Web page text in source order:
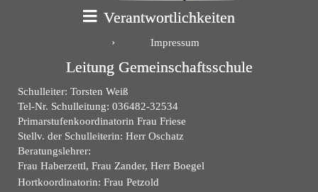
Verantwortlichkeiten
Impressum
Leitung Gemeinschaftsschule
Schulleiter: Torsten Weiß
Tel-Nr. Schulleitung: 036482-32534
Primarstufenkoordinatorin Frau Friese
Stellv. der Schulleiterin: Herr Oschatz
Beratungslehrer:
Frau Haberzettl, Frau Zander, Herr Boegel
Hortkoordinatorin: Frau Petzold